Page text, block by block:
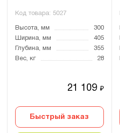
Код товара: 5027
Высота, мм
300
Ширина, мм
405
Глубина, мм
355
Вес, кг
28
21 109₽
Быстрый заказ